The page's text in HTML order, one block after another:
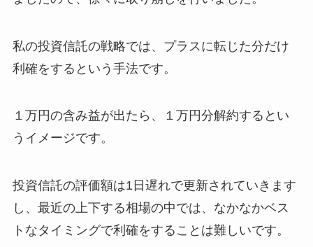
私の投資信託の戦略では、プラスに転じた分だけ
利確をするという手法です。
１万円の含み益が出たら、１万円分解約するとい
うイメージです。
投資信託の評価額は1日遅れで更新されていきます
し、最近の上下する相場の中では、なかなかベス
トなタイミングで利確をすることは難しいです。